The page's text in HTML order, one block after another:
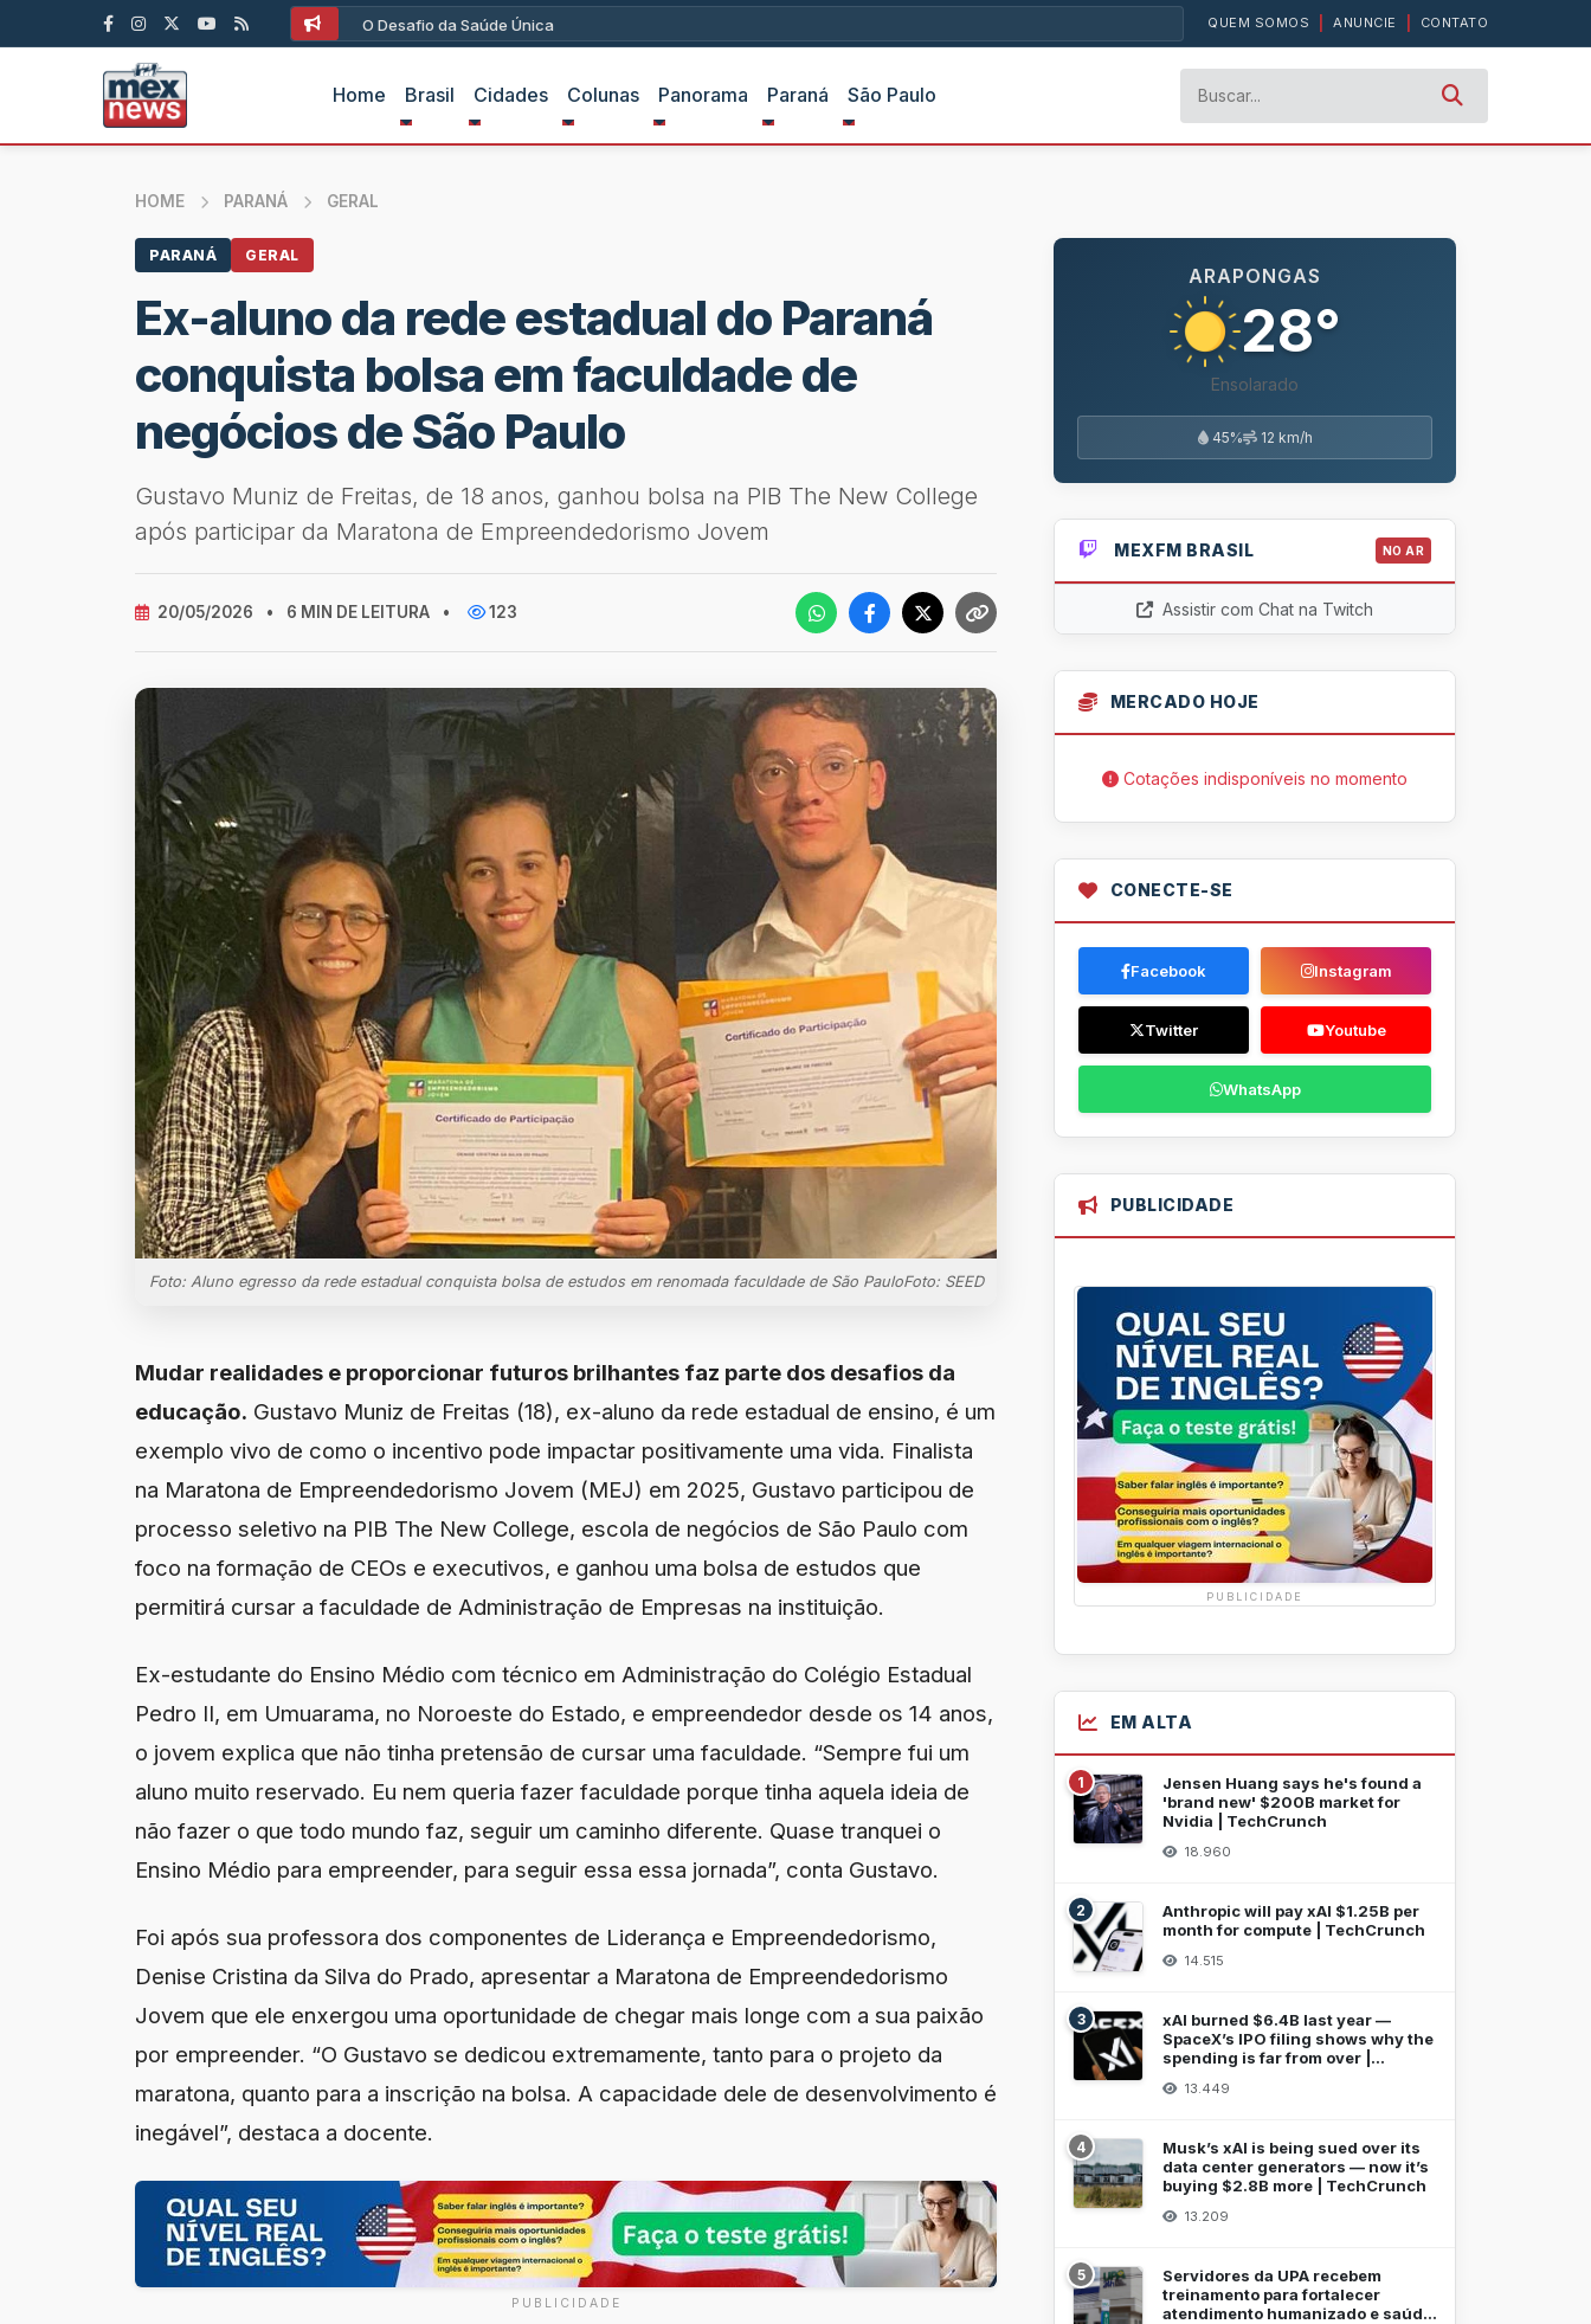
O Desafio da Saúde Única QUEM SOMOS ANUNCIE CONTATO
Home Brasil Cidades Colunas Panorama Paraná São Paulo
HOME PARANÁ GERAL
PARANÁ GERAL
Ex-aluno da rede estadual do Paraná
conquista bolsa em faculdade de
negócios de São Paulo
Gustavo Muniz de Freitas, de 18 anos, ganhou bolsa na PIB The New College
após participar da Maratona de Empreendedorismo Jovem
20/05/2026 • 6 MIN DE LEITURA • 123
Foto: Aluno egresso da rede estadual conquista bolsa de estudos em renomada faculdade de São PauloFoto: SEED
Mudar realidades e proporcionar futuros brilhantes faz parte dos desafios da
educação. Gustavo Muniz de Freitas (18), ex-aluno da rede estadual de ensino, é um
exemplo vivo de como o incentivo pode impactar positivamente uma vida. Finalista
na Maratona de Empreendedorismo Jovem (MEJ) em 2025, Gustavo participou de
processo seletivo na PIB The New College, escola de negócios de São Paulo com
foco na formação de CEOs e executivos, e ganhou uma bolsa de estudos que
permitirá cursar a faculdade de Administração de Empresas na instituição.
Ex-estudante do Ensino Médio com técnico em Administração do Colégio Estadual
Pedro II, em Umuarama, no Noroeste do Estado, e empreendedor desde os 14 anos,
o jovem explica que não tinha pretensão de cursar uma faculdade. “Sempre fui um
aluno muito reservado. Eu nem queria fazer faculdade porque tinha aquela ideia de
não fazer o que todo mundo faz, seguir um caminho diferente. Quase tranquei o
Ensino Médio para empreender, para seguir essa essa jornada”, conta Gustavo.
Foi após sua professora dos componentes de Liderança e Empreendedorismo,
Denise Cristina da Silva do Prado, apresentar a Maratona de Empreendedorismo
Jovem que ele enxergou uma oportunidade de chegar mais longe com a sua paixão
por empreender. “O Gustavo se dedicou extremamente, tanto para o projeto da
maratona, quanto para a inscrição na bolsa. A capacidade dele de desenvolvimento é
inegável”, destaca a docente.
PUBLICIDADE
ARAPONGAS
28°
Ensolarado
45% 12 km/h
MEXFM BRASIL NO AR
Assistir com Chat na Twitch
MERCADO HOJE
Cotações indisponíveis no momento
CONECTE-SE
Facebook Instagram
Twitter Youtube
WhatsApp
PUBLICIDADE
PUBLICIDADE
EM ALTA
1
Jensen Huang says he's found a
'brand new' $200B market for
Nvidia | TechCrunch
18.960
2
Anthropic will pay xAI $1.25B per
month for compute | TechCrunch
14.515
3
xAI burned $6.4B last year —
SpaceX’s IPO filing shows why the
spending is far from over |
13.449
4
Musk’s xAI is being sued over its
data center generators — now it’s
buying $2.8B more | TechCrunch
13.209
5
Servidores da UPA recebem
treinamento para fortalecer
atendimento humanizado e saúde